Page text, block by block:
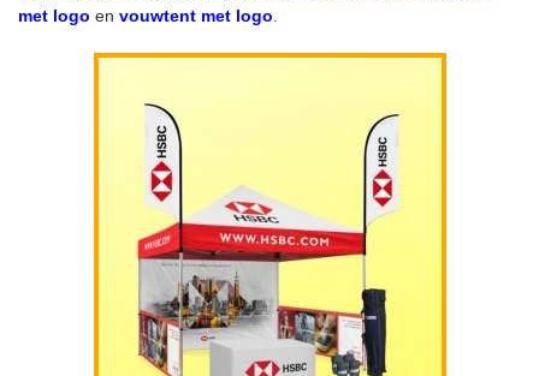
met logo en vouwtent met logo